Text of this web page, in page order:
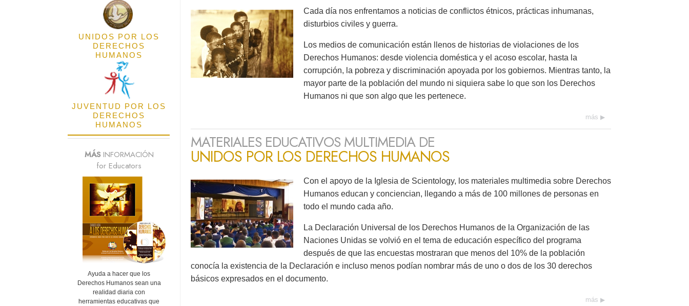
Cada día nos enfrentamos a noticias de conflictos étnicos, prácticas inhumanas,
disturbios civiles y guerra.
Los medios de comunicación están llenos de historias de violaciones de los
Derechos Humanos: desde violencia doméstica y el acoso escolar, hasta la
corrupción, la pobreza y discriminación apoyada por los gobiernos. Mientras tanto, la
mayor parte de la población del mundo ni siquiera sabe lo que son los Derechos
Humanos ni que son algo que les pertenece.
más
MATERIALES EDUCATIVOS MULTIMEDIA DE
UNIDOS POR LOS DERECHOS HUMANOS
Con el apoyo de la Iglesia de Scientology, los materiales multimedia sobre Derechos
Humanos educan y conciencian, llegando a más de 100 millones de personas en
todo el mundo cada año.
La Declaración Universal de los Derechos Humanos de la Organización de las
Naciones Unidas se volvió en el tema de educación específico del programa
después de que las encuestas mostraran que menos del 10% de la población
conocía la existencia de la Declaración e incluso menos podían nombrar más de uno o dos de los 30 derechos
básicos expresados en el documento.
más
UNIDOS POR LOS
DERECHOS
HUMANOS
JUVENTUD POR LOS
DERECHOS
HUMANOS
MÁSINFORMACIÓN
for Educators
Ayuda a hacer que los
Derechos Humanos sean una
realidad diaria con
herramientas educativas que